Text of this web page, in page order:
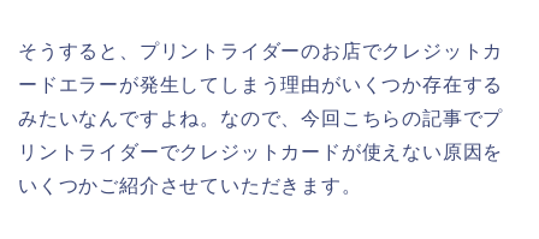
そうすると、プリントライダーのお店でクレジットカ
ードエラーが発生してしまう理由がいくつか存在する
みたいなんですよね。なので、今回こちらの記事でプ
リントライダーでクレジットカードが使えない原因を
いくつかご紹介させていただきます。